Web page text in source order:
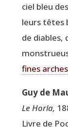
ciel bleu
leurs têtes
de diables,
fines
Guy de
Le Hor­la,
Livre de